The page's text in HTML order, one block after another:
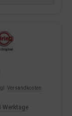
Versandkosten
Werktage